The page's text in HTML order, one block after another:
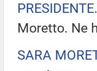
PRESIDENTE
Moretto. Ne
SARA